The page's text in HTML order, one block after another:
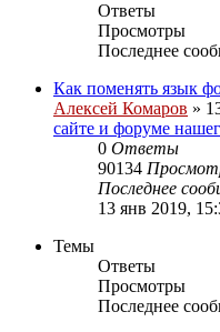
Ответы
Просмотры
Последнее
Как поменять язык
Алексей Комаров »
сайте и форуме
0 Ответы
90134
Последнее
13 янв 2019,
Темы
Ответы
Просмотры
Последнее